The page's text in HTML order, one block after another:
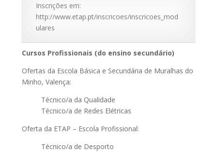
Inscrições em:
http://www.etap.pt/inscricoes/inscricoes_mod
ulares
Cursos Profissionais (do ensino secundário)
Ofertas da Escola Básica e Secundária de Muralhas do
Minho, Valença:
Técnico/a da Qualidade
Técnico/a de Redes Elétricas
Oferta da ETAP – Escola Profissional:
Técnico/a de Desporto